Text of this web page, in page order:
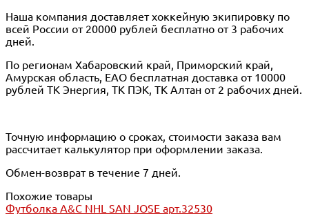
Наша компания доставляет хоккейную экипировку по
всей России от 20000 рублей бесплатно от 3 рабочих
дней.
По регионам Хабаровский край, Приморский край,
Амурская область, ЕАО бесплатная доставка от 10000
рублей ТК Энергия, ТК ПЭК, ТК Алтан от 2 рабочих дней.
Точную информацию о сроках, стоимости заказа вам
рассчитает калькулятор при оформлении заказа.
Обмен-возврат в течение 7 дней.
Похожие товары
Футболка A&C NHL SAN JOSE арт.32530